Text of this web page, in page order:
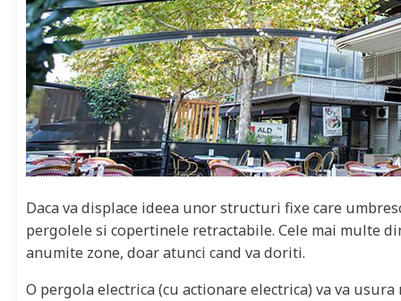
Daca va displace ideea unor structuri fixe care
pergolele si copertinele retractabile. Cele mai multe
anumite zone, doar atunci cand va doriti.
O pergola electrica (cu actionare electrica) va va